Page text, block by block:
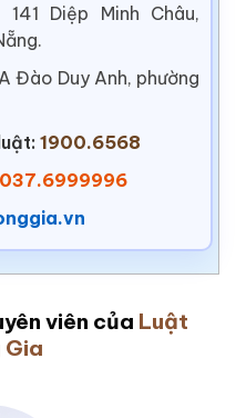
141 Diệp Minh Châu,
Đào Duy Anh, phường
1900.6568
037.6999996
viên của Luật
Gia